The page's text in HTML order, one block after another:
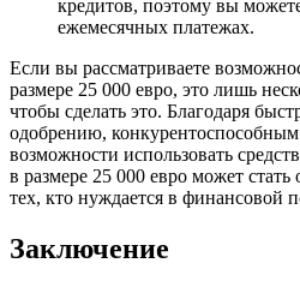
кредитов, поэтому вы
ежемесячных платежах.
Если вы рассматриваете
размере 25 000 евро, это лишь
чтобы сделать это. Благодаря
одобрению,
возможности использовать
в размере 25 000 евро может
тех, кто нуждается в финансовой
Заключение